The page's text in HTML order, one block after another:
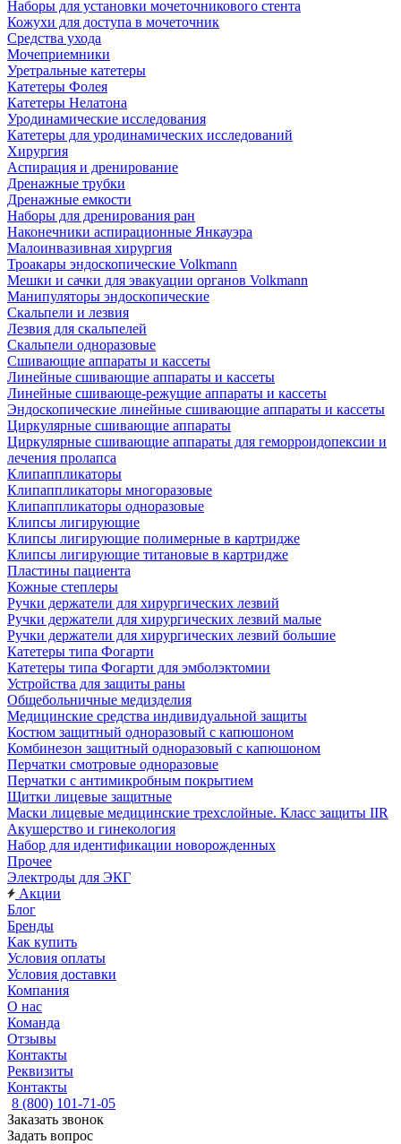
Наборы для установки мочеточникового стента
Кожухи для доступа в мочеточник
Средства ухода
Мочеприемники
Уретральные катетеры
Катетеры Фолея
Катетеры Нелатона
Уродинамические исследования
Катетеры для уродинамических исследований
Хирургия
Аспирация и дренирование
Дренажные трубки
Дренажные емкости
Наборы для дренирования ран
Наконечники аспирационные Янкауэра
Малоинвазивная хирургия
Троакары эндоскопические Volkmann
Мешки и сачки для эвакуации органов Volkmann
Манипуляторы эндоскопические
Скальпели и лезвия
Лезвия для скальпелей
Скальпели одноразовые
Сшивающие аппараты и кассеты
Линейные сшивающие аппараты и кассеты
Линейные сшивающе-режущие аппараты и кассеты
Эндоскопические линейные сшивающие аппараты и кассеты
Циркулярные сшивающие аппараты
Циркулярные сшивающие аппараты для геморроидопексии и
лечения пролапса
Клипаппликаторы
Клипаппликаторы многоразовые
Клипаппликаторы одноразовые
Клипсы лигирующие
Клипсы лигирующие полимерные в картридже
Клипсы лигирующие титановые в картридже
Пластины пациента
Кожные степлеры
Ручки держатели для хирургических лезвий
Ручки держатели для хирургических лезвий малые
Ручки держатели для хирургических лезвий большие
Катетеры типа Фогарти
Катетеры типа Фогарти для эмболэктомии
Устройства для защиты раны
Общебольничные медизделия
Медицинские средства индивидуальной защиты
Костюм защитный одноразовый с капюшоном
Комбинезон защитный одноразовый с капюшоном
Перчатки смотровые одноразовые
Перчатки с антимикробным покрытием
Щитки лицевые защитные
Маски лицевые медицинские трехслойные. Класс защиты IIR
Акушерство и гинекология
Набор для идентификации новорожденных
Прочее
Электроды для ЭКГ
Акции
Блог
Бренды
Как купить
Условия оплаты
Условия доставки
Компания
О нас
Команда
Отзывы
Контакты
Реквизиты
Контакты
8 (800) 101-71-05
Заказать звонок
Задать вопрос